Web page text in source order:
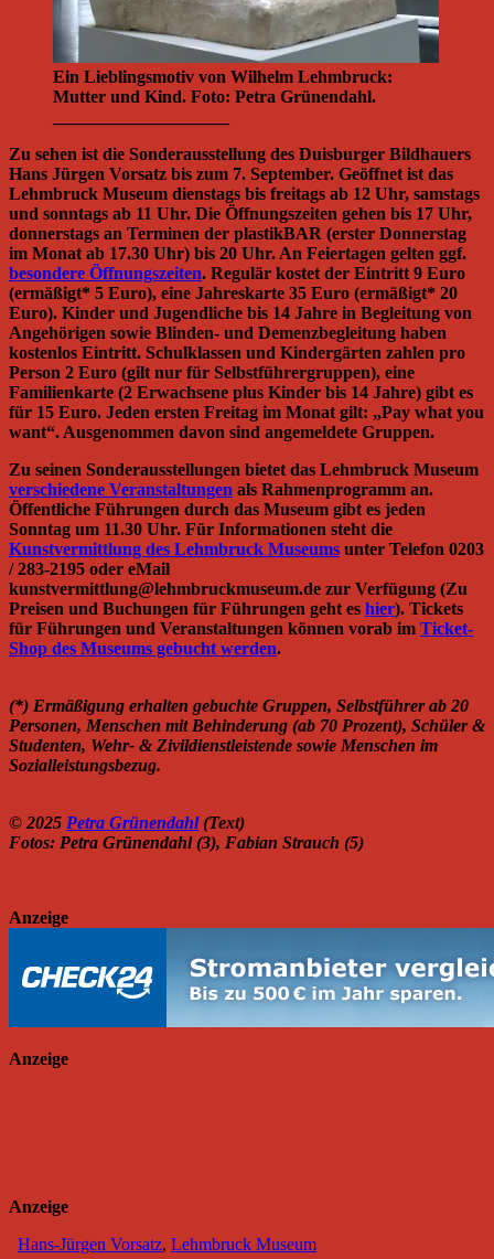
Ein Lieblingsmotiv von Wilhelm Lehmbruck:
Mutter und Kind. Foto: Petra Grünendahl.
Zu sehen ist die Sonderausstellung des Duisburger Bildhauers
Hans Jürgen Vorsatz bis zum 7. September. Geöffnet ist das
Lehmbruck Museum dienstags bis freitags ab 12 Uhr, samstags
und sonntags ab 11 Uhr. Die Öffnungszeiten gehen bis 17 Uhr,
donnerstags an Terminen der plastikBAR (erster Donnerstag
im Monat ab 17.30 Uhr) bis 20 Uhr. An Feiertagen gelten ggf.
besondere Öffnungszeiten. Regulär kostet der Eintritt 9 Euro
(ermäßigt* 5 Euro), eine Jahreskarte 35 Euro (ermäßigt* 20
Euro). Kinder und Jugendliche bis 14 Jahre in Begleitung von
Angehörigen sowie Blinden- und Demenzbegleitung haben
kostenlos Eintritt. Schulklassen und Kindergärten zahlen pro
Person 2 Euro (gilt nur für Selbstführergruppen), eine
Familienkarte (2 Erwachsene plus Kinder bis 14 Jahre) gibt es
für 15 Euro. Jeden ersten Freitag im Monat gilt: „Pay what you
want“. Ausgenommen davon sind angemeldete Gruppen.
Zu seinen Sonderausstellungen bietet das Lehmbruck Museum
verschiedene Veranstaltungen als Rahmenprogramm an.
Öffentliche Führungen durch das Museum gibt es jeden
Sonntag um 11.30 Uhr. Für Informationen steht die
Kunstvermittlung des Lehmbruck Museums unter Telefon 0203
/ 283-2195 oder eMail
kunstvermittlung@lehmbruckmuseum.de zur Verfügung (Zu
Preisen und Buchungen für Führungen geht es hier). Tickets
für Führungen und Veranstaltungen können vorab im Ticket-
Shop des Museums gebucht werden.
(*) Ermäßigung erhalten gebuchte Gruppen, Selbstführer ab 20
Personen, Menschen mit Behinderung (ab 70 Prozent), Schüler &
Studenten, Wehr- & Zivildienstleistende sowie Menschen im
Sozialleistungsbezug.
© 2025 Petra Grünendahl(Text)
Fotos: Petra Grünendahl (3), Fabian Strauch (5)
Anzeige
Anzeige
Anzeige
Hans-Jürgen Vorsatz, Lehmbruck Museum